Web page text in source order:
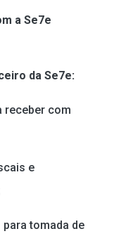
a Se7e
da Se7e:
receber com
e
tomada de